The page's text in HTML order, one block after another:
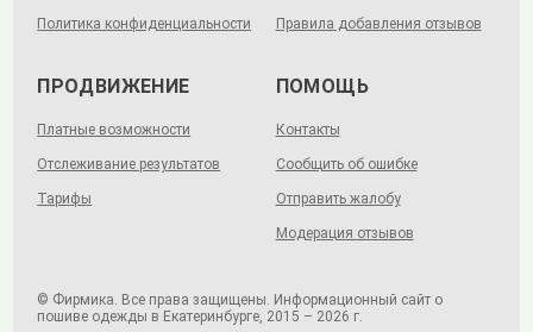
Политика конфиденциальности Правила добавления отзывов
ПРОДВИЖЕНИЕ
Платные возможности
Отслеживание результатов
Тарифы
ПОМОЩЬ
Контакты
Сообщить об ошибке
Отправить жалобу
Модерация отзывов
© Фирмика. Все права защищены. Информационный сайт о
пошиве одежды в Екатеринбурге, 2015 – 2026 г.